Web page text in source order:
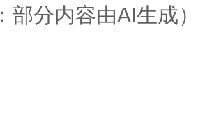
部分内容由AI生成）